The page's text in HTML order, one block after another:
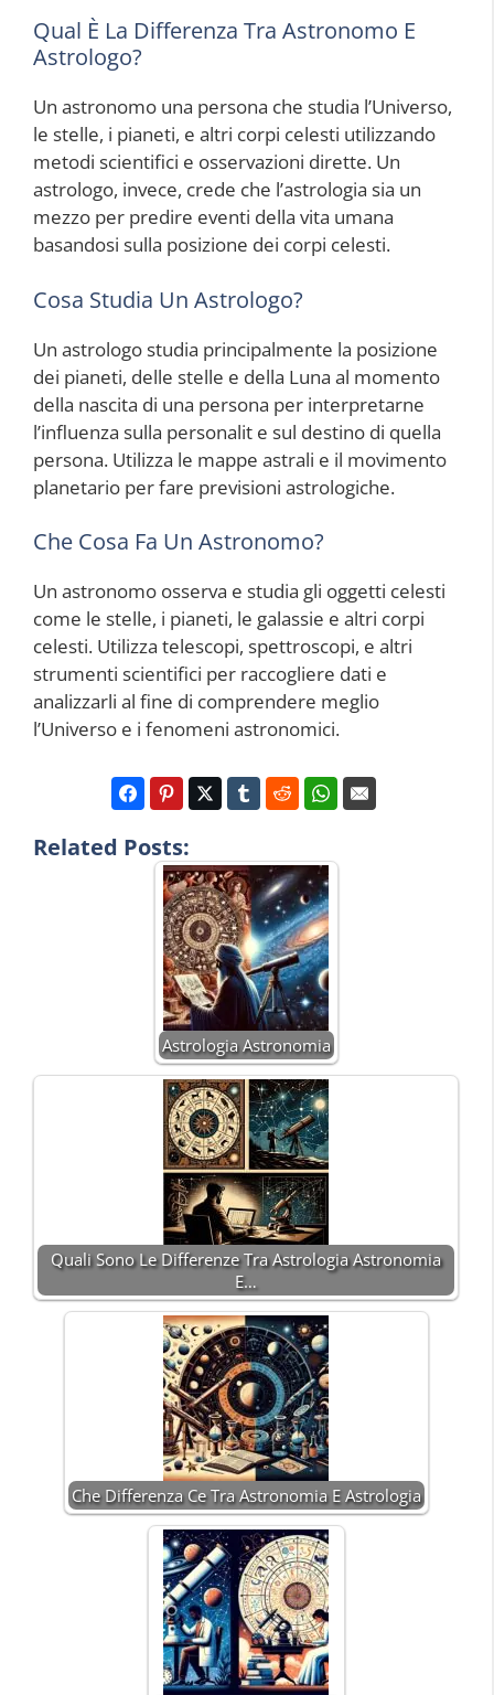
Qual È La Differenza Tra Astronomo E
Astrologo?
Un astronomo una persona che studia l’Universo,
le stelle, i pianeti, e altri corpi celesti utilizzando
metodi scientifici e osservazioni dirette. Un
astrologo, invece, crede che l’astrologia sia un
mezzo per predire eventi della vita umana
basandosi sulla posizione dei corpi celesti.
Cosa Studia Un Astrologo?
Un astrologo studia principalmente la posizione
dei pianeti, delle stelle e della Luna al momento
della nascita di una persona per interpretarne
l’influenza sulla personalit e sul destino di quella
persona. Utilizza le mappe astrali e il movimento
planetario per fare previsioni astrologiche.
Che Cosa Fa Un Astronomo?
Un astronomo osserva e studia gli oggetti celesti
come le stelle, i pianeti, le galassie e altri corpi
celesti. Utilizza telescopi, spettroscopi, e altri
strumenti scientifici per raccogliere dati e
analizzarli al fine di comprendere meglio
l’Universo e i fenomeni astronomici.
Related Posts:
Astrologia Astronomia
Quali Sono Le Differenze Tra Astrologia Astronomia
E…
Che Differenza Ce Tra Astronomia E Astrologia